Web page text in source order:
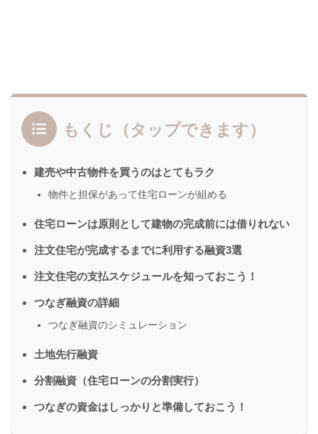
もくじ（タップできます）
建売や中古物件を買うのはとてもラク
物件と担保があって住宅ローンが組める
住宅ローンは原則として建物の完成前には借りれない
注文住宅が完成するまでに利用する融資3選
注文住宅の支払スケジュールを知っておこう！
つなぎ融資の詳細
つなぎ融資のシミュレーション
土地先行融資
分割融資（住宅ローンの分割実行）
つなぎの資金はしっかりと準備しておこう！